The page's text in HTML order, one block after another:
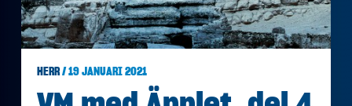
HERR/ 19 JANUARI 2021